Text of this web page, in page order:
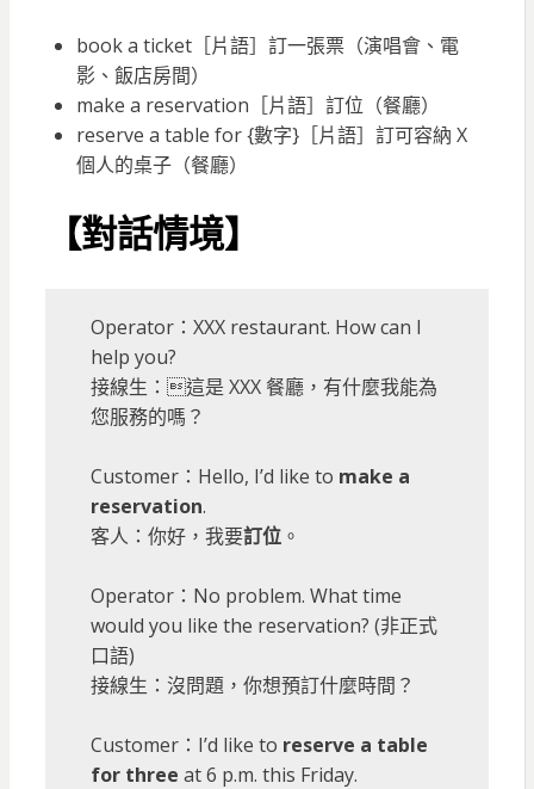
book a ticket［片語］訂一張票（演唱會、電
影、飯店房間）
make a reservation［片語］訂位（餐廳）
reserve a table for {數字}［片語］訂可容納 X
個人的桌子（餐廳）
【對話情境】
Operator：XXX restaurant. How can I
help you?
接線生：這是 XXX 餐廳，有什麼我能為
您服務的嗎？
Customer：Hello, I’d like to make a
reservation.
客人：你好，我要訂位。
Operator：No problem. What time
would you like the reservation? (非正式
口語)
接線生：沒問題，你想預訂什麼時間？
Customer：I’d like to reserve a table
for three at 6 p.m. this Friday.